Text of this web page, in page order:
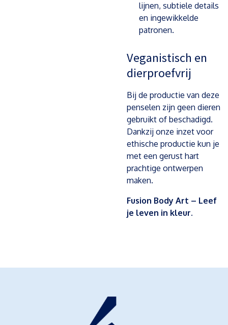
lijnen, subtiele details
en ingewikkelde
patronen.
Veganistisch en
dierproefvrij
Bij de productie van deze
penselen zijn geen dieren
gebruikt of beschadigd.
Dankzij onze inzet voor
ethische productie kun je
met een gerust hart
prachtige ontwerpen
maken.
Fusion Body Art – Leef
je leven in kleur.